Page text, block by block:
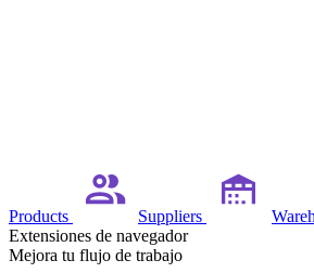
Products Suppliers
Extensiones de navegador
Mejora tu flujo de trabajo